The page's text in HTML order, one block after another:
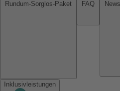
Inklusivleistungen